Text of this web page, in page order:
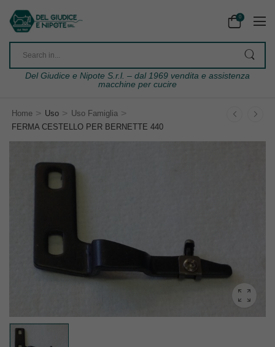
0
Del Giudice e Nipote S.r.l. – dal 1969 vendita e assistenza
macchine per cucire
Home > Uso > Uso Famiglia >
FERMA CESTELLO PER BERNETTE 440